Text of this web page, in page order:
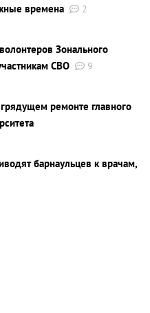
времена
2
Зонального
СВО
9
ремонте главного
барнаульцев к врачам,